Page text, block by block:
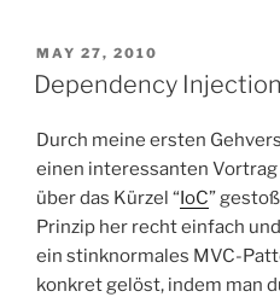
5.3,
und
Doctrine
2-
POSTED
ON
MAY 27, 2010
Dependency
Durch meine ersten
einen interessanten Vortrag
über das Kürzel “IoC”
Prinzip her recht einfach
ein stinknormales MVC-
konkret gelöst, indem man